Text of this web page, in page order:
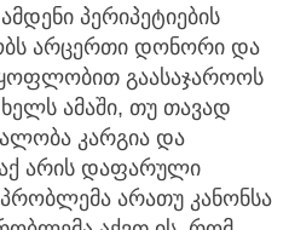
პერიპეტიების
არცერთი დონორი და
გაასაჯაროოს
ამაში, თუ თავად
კარგია და
არის დაფარული
არათუ კანონსა